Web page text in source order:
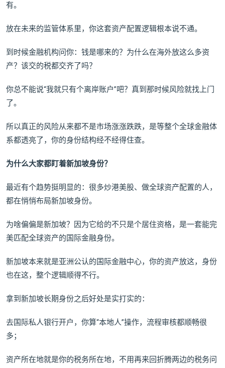
有。
放在未来的监管体系里，你这套资产配置逻辑根本说不通。
到时候金融机构问你：钱是哪来的？为什么在海外放这么多资
产？该交的税都交齐了吗？
你总不能说“我就只有个离岸账户”吧？真到那时候风险就找上门
了。
所以真正的风险从来都不是市场涨涨跌跌，是等整个全球金融体
系都透亮了，你的身份结构经不经得住查。
为什么大家都盯着新加坡身份？
最近有个趋势挺明显的：很多炒港美股、做全球资产配置的人，
都在悄悄布局新加坡身份。
为啥偏偏是新加坡？因为它给的不只是个居住资格，是一套能完
美匹配全球资产的国际金融身份。
新加坡本来就是亚洲公认的国际金融中心，你的资产放这，身份
也在这，整个逻辑顺得不行。
拿到新加坡长期身份之后好处是实打实的：
去国际私人银行开户，你算“本地人”操作，流程审核都顺畅很
多；
资产所在地就是你的税务所在地，不用再来回折腾两边的税务问